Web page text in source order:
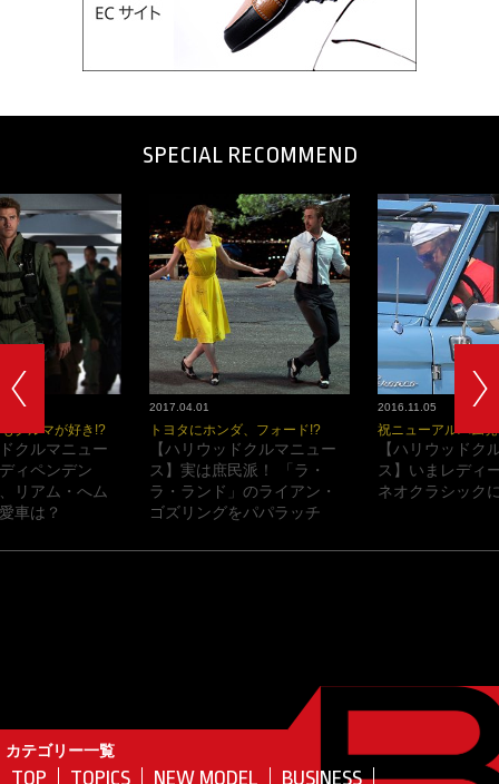
SPECIAL RECOMMEND
2017.04.01
トヨタにホンダ、フォード!?
【ハリウッドクルマニュー
ス】実は庶民派！ 「ラ・
ラ・ランド」のライアン・
ゴズリングをパパラッチ
2016.11.05
祝ニューアルバム
【ハリウッドク
ス】いまレディ
ネオクラシック
クルマが好き!?
クルマニュー
ィペンデン
リアム・へム
車は？
カテゴリー一覧
TOP TOPICS NEW MODEL BUSINESS